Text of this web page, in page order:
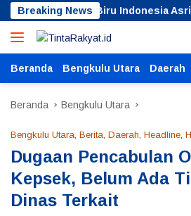
Langsung
ke
konten
Breaking News
Langit Biru Indonesia Asri,
Beranda Bengkulu Utara Daerah
Beranda Bengkulu Utara
Bengkulu Utara, Berita, Daerah, Headline,
Dugaan Pencabulan
Kepsek, Belum Ada
Dinas Terkait